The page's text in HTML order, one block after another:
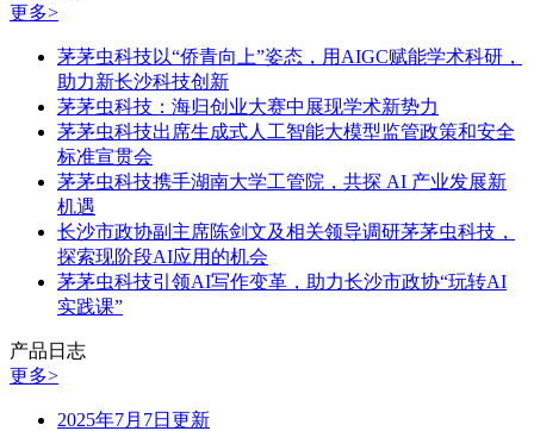
更多>
茅茅虫科技以“侨青向上”姿态，用AIGC赋能学术科研，
助力新长沙科技创新
茅茅虫科技：海归创业大赛中展现学术新势力
茅茅虫科技出席生成式人工智能大模型监管政策和安全
标准宣贯会
茅茅虫科技携手湖南大学工管院，共探 AI 产业发展新
机遇
长沙市政协副主席陈剑文及相关领导调研茅茅虫科技，
探索现阶段AI应用的机会
茅茅虫科技引领AI写作变革，助力长沙市政协“玩转AI
实践课”
产品日志
更多>
2025年7月7日更新